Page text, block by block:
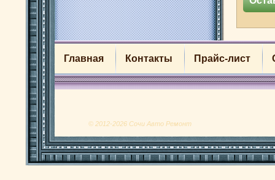
Главная Контакты Прайс-лист
© 2012-2026 Сочи Авто Ремонт